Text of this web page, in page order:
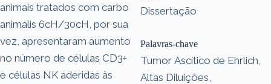
animais tratados com carbo
animalis 6cH/30cH, por sua
vez, apresentaram aumento
no número de células CD3+
e células NK aderidas às
Dissertação
Palavras-chave
Tumor Ascítico de Ehrlich,
Altas Diluições,